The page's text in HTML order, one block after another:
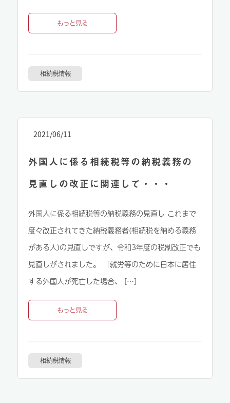
もっと見る
相続税情報
2021/06/11
外国人に係る相続税等の納税義務の
見直しの改正に関連して・・・
外国人に係る相続税等の納税義務の見直し これまで
度々改正されてきた納税義務者(相続税を納める義務
がある人)の見直しですが、令和3年度の税制改正でも
見直しがされました。 「就労等のために日本に居住
する外国人が死亡した場合、 […]
もっと見る
相続税情報